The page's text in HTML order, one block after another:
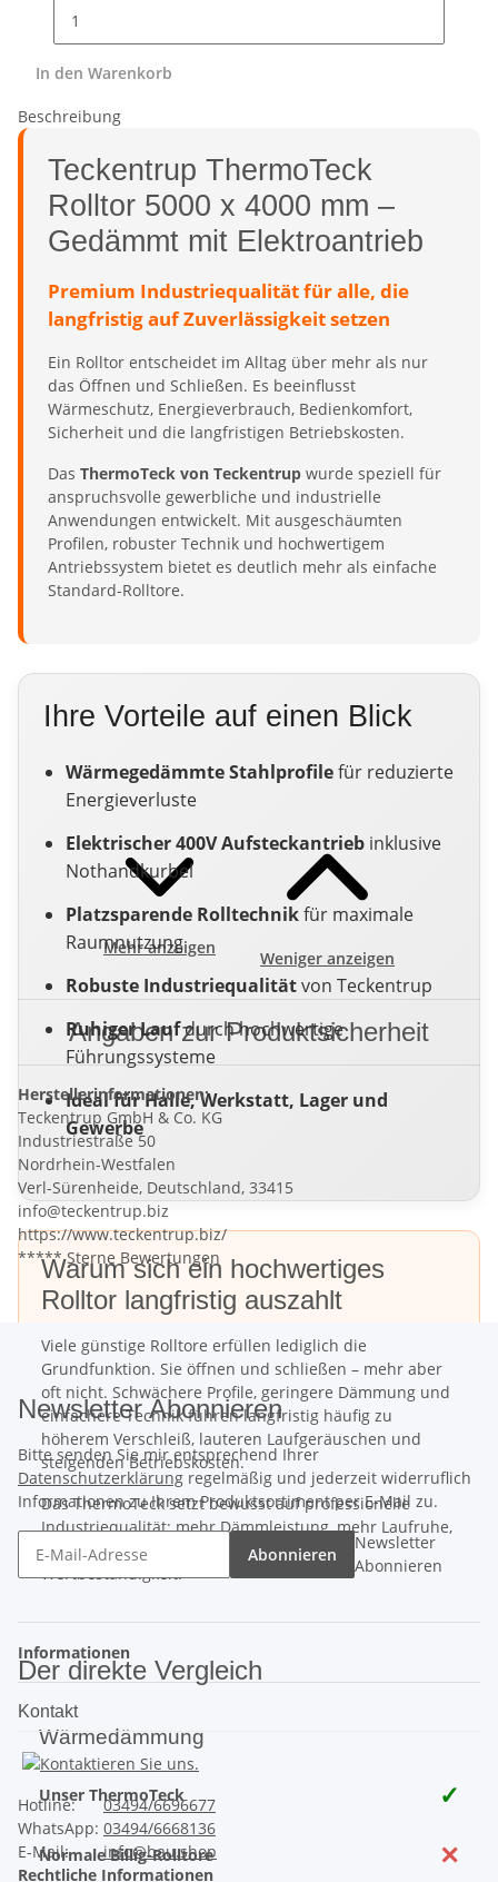
In den Warenkorb
Beschreibung
Teckentrup ThermoTeck
Rolltor 5000 x 4000 mm –
Gedämmt mit Elektroantrieb
Premium Industriequalität für alle, die
langfristig auf Zuverlässigkeit setzen
Ein Rolltor entscheidet im Alltag über mehr als nur
das Öffnen und Schließen. Es beeinflusst
Wärmeschutz, Energieverbrauch, Bedienkomfort,
Sicherheit und die langfristigen Betriebskosten.
Das ThermoTeck von Teckentrup wurde speziell für
anspruchsvolle gewerbliche und industrielle
Anwendungen entwickelt. Mit ausgeschäumten
Profilen, robuster Technik und hochwertigem
Antriebssystem bietet es deutlich mehr als einfache
Standard-Rolltore.
Ihre Vorteile auf einen Blick
Wärmegedämmte Stahlprofilefür reduzierte
Energieverluste
Elektrischer 400V Aufsteckantrieb inklusive
Nothandkurbel
Platzsparende Rolltechnikfür maximale
Raumnutzung
Robuste Industriequalitätvon Teckentrup
Ruhiger Laufdurch hochwertige
Führungssysteme
Ideal für Halle, Werkstatt, Lager und
Gewerbe
Warum sich ein hochwertiges
Rolltor langfristig auszahlt
Viele günstige Rolltore erfüllen lediglich die
Grundfunktion. Sie öffnen und schließen – mehr aber
oft nicht. Schwächere Profile, geringere Dämmung und
einfachere Technik führen langfristig häufig zu
höherem Verschleiß, lauteren Laufgeräuschen und
steigenden Betriebskosten.
Das ThermoTeck setzt bewusst auf professionelle
Industriequalität: mehr Dämmleistung, mehr Laufruhe,
mehr Sicherheit und eine deutlich höhere
Wertbeständigkeit.
Der direkte Vergleich
Wärmedämmung
Unser ThermoTeck ✓
Normale Billig-Rolltore ✕
Mehr anzeigen
Weniger anzeigen
Angaben zur Produktsicherheit
Herstellerinformationen:
Teckentrup GmbH & Co. KG
Industriestraße 50
Nordrhein-Westfalen
Verl-Sürenheide, Deutschland, 33415
info@teckentrup.biz
https://www.teckentrup.biz/
***** Sterne Bewertungen
Newsletter Abonnieren
Bitte senden Sie mir entsprechend Ihrer
Datenschutzerklärung regelmäßig und jederzeit widerruflich
Informationen zu Ihrem Produktsortiment per E-Mail zu.
Abonnieren
Newsletter
Abonnieren
Informationen
Kontakt
Hotline:
03494/6696677
WhatsApp: 03494/6668136
E-Mail:
info@bau.shop
Rechtliche Informationen